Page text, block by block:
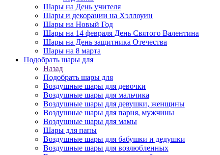
Шары на День учителя
Шары и декорации на Хэллоуин
Шары на Новый Год
Шары на 14 февраля День Святого Валентина
Шары на День защитника Отечества
Шары на 8 марта
Подобрать шары для
Назад
Подобрать шары для
Воздушные шары для девочки
Воздушные шары для мальчика
Воздушные шары для девушки, женщины
Воздушные шары для парня, мужчины
Воздушные шары для мамы
Шары для папы
Воздушные шары для бабушки и дедушки
Воздушные шары для возлюбленных